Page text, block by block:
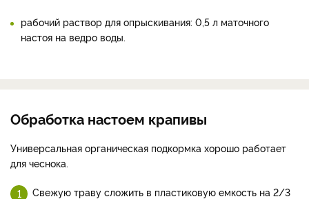
рабочий раствор для опрыскивания: 0,5 л маточного
настоя на ведро воды.
Обработка настоем крапивы
Универсальная органическая подкормка хорошо работает
для чеснока.
Свежую траву сложить в пластиковую емкость на 2/3